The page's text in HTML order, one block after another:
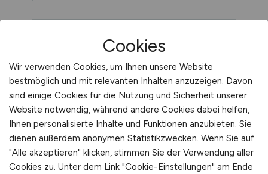
Wiesbaden
Jobs bei Landwirtschaftskammer
Nordrhein-Westfalen
Jobs bei LKH Kunststoffwerk
Heiligenroth GmbH & Co. KG
Cookies
Wir verwenden Cookies, um Ihnen unsere Website
bestmöglich und mit relevanten Inhalten anzuzeigen. Davon
sind einige Cookies für die Nutzung und Sicherheit unserer
Website notwendig, während andere Cookies dabei helfen,
Ihnen personalisierte Inhalte und Funktionen anzubieten. Sie
dienen außerdem anonymen Statistikzwecken. Wenn Sie auf
"Alle akzeptieren" klicken, stimmen Sie der Verwendung aller
Cookies zu. Unter dem Link "Cookie-Einstellungen" am Ende